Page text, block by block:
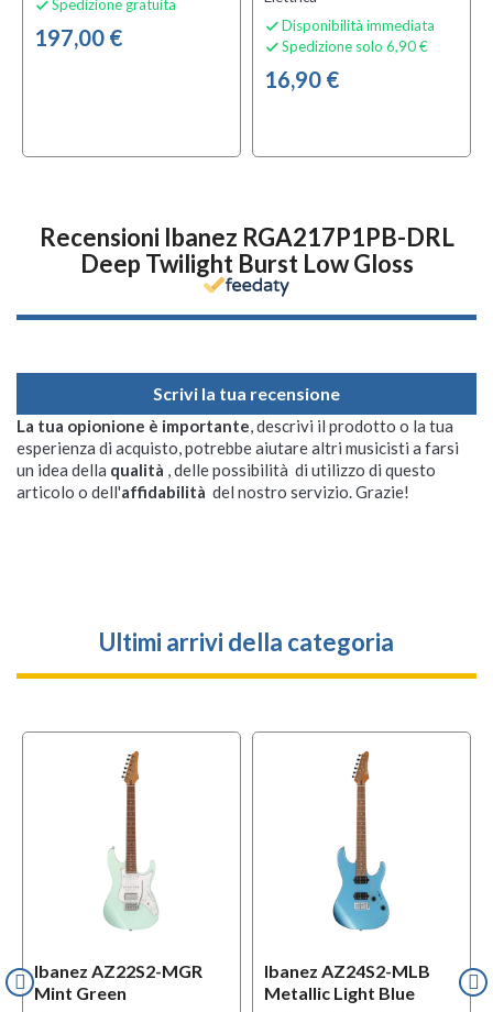
 Spedizione gratuita
197,00 €  Disponibilità immediata
 Spedizione solo 6,90 €
16,90 €
Recensioni Ibanez RGA217P1PB-DRL
Deep Twilight Burst Low Gloss
Scrivi la tua recensione
La tua opionione è importante, descrivi il prodotto o la tua
esperienza di acquisto, potrebbe aiutare altri musicisti a farsi
un idea della qualità , delle possibilità di utilizzo di questo
articolo o dell'affidabilità del nostro servizio. Grazie!
Ultimi arrivi della categoria
Ibanez AZ22S2-MGR
Mint Green
Ibanez AZ24S2-MLB
Metallic Light Blue